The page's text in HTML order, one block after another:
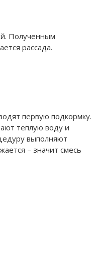
Полученным
рассада.
первую подкормку.
теплую воду и
выполняют
– значит смесь